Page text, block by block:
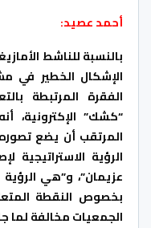
أحمد عصيد:
بالنسبة للناشط
الإشكال الخطير في
الفقرة المرتبطة
“كشك”
المرتقب أن يضع
الرؤية الاستراتيجية
عزيمان”، و”هي
بخصوص النقطة
الجمعيات مخالفة لما